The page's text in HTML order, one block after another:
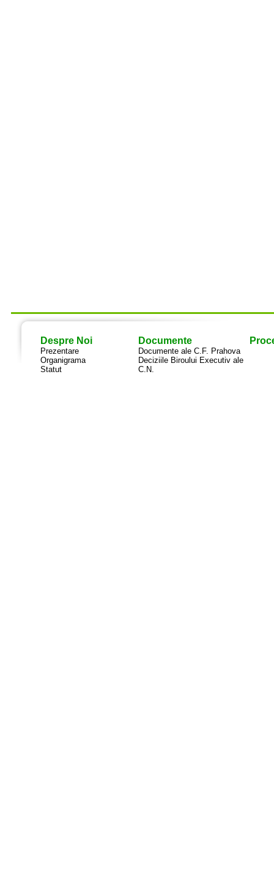
Despre Noi
Prezentare
Organigrama
Statut
Documente
Documente ale C.F. Prahova
Deciziile Biroului Executiv ale
C.N.